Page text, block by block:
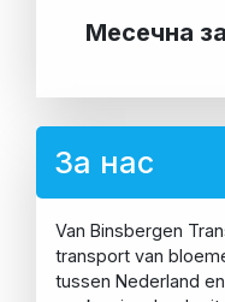
Месечна
За нас
Van Binsbergen
transport van
tussen Nederland